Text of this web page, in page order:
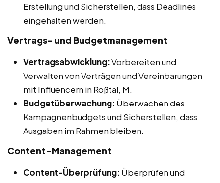
Erstellung und Sicherstellen, dass Deadlines
eingehalten werden.
Vertrags- und Budgetmanagement
Vertragsabwicklung:Vorbereiten und
Verwalten von Verträgen und Vereinbarungen
mit Influencern in Roßtal, M.
Budgetüberwachung: Überwachen des
Kampagnenbudgets und Sicherstellen, dass
Ausgaben im Rahmen bleiben.
Content-Management
Content-Überprüfung: Überprüfen und